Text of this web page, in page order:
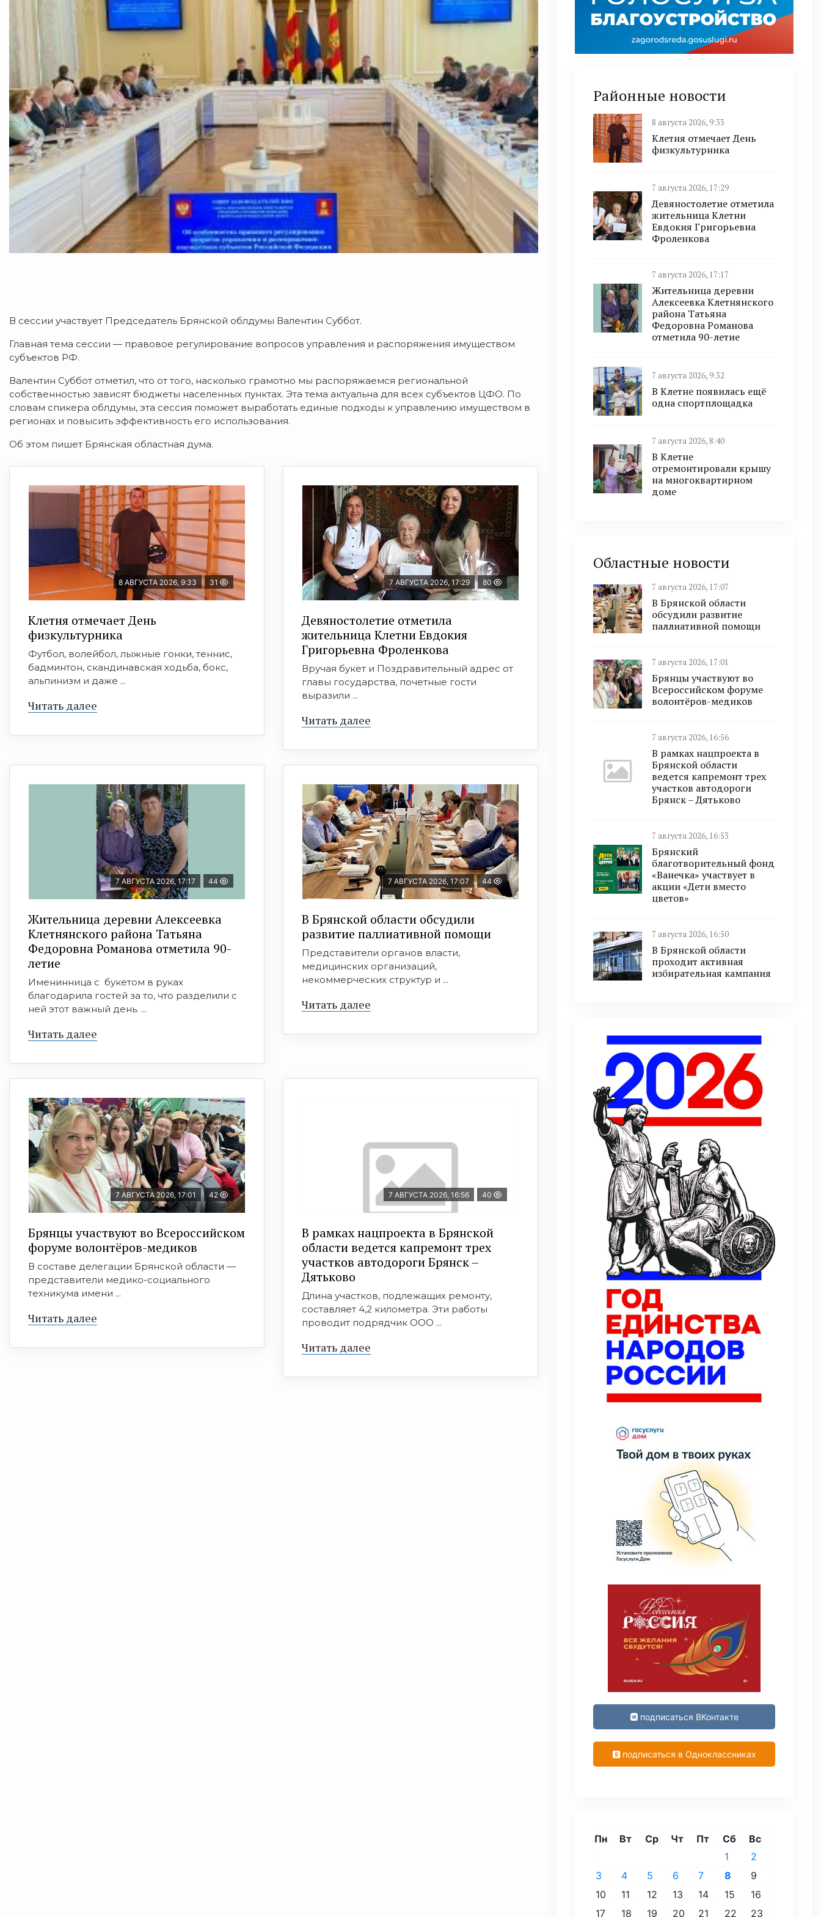
В сессии участвует Председатель Брянской облдумы Валентин Суббот.
Главная тема сессии — правовое регулирование вопросов управления и распоряжения имуществом
субъектов РФ.
Валентин Суббот отметил, что от того, насколько грамотно мы распоряжаемся региональной
собственностью зависят бюджеты населенных пунктах. Эта тема актуальна для всех субъектов ЦФО. По
словам спикера облдумы, эта сессия поможет выработать единые подходы к управлению имуществом в
регионах и повысить эффективность его использования.
Об этом пишет Брянская областная дума.
8 АВГУСТА 2026, 9:33 31
Клетня отмечает День
физкультурника
Футбол, волейбол, лыжные гонки, теннис,
бадминтон, скандинавская ходьба, бокс,
альпинизм и даже ...
Читать далее
7 АВГУСТА 2026, 17:29 80
Девяностолетие отметила
жительница Клетни Евдокия
Григорьевна Фроленкова
Вручая букет и Поздравительный адрес от
главы государства, почетные гости
выразили ...
Читать далее
7 АВГУСТА 2026, 17:17 44
Жительница деревни Алексеевка
Клетнянского района Татьяна
Федоровна Романова отметила 90-
летие
Именинница с букетом в руках
благодарила гостей за то, что разделили с
ней этот важный день. ...
Читать далее
7 АВГУСТА 2026, 17:07 44
В Брянской области обсудили
развитие паллиативной помощи
Представители органов власти,
медицинских организаций,
некоммерческих структур и ...
Читать далее
7 АВГУСТА 2026, 17:01 42
Брянцы участвуют во Всероссийском
форуме волонтёров-медиков
В составе делегации Брянской области —
представители медико-социального
техникума имени ...
Читать далее
7 АВГУСТА 2026, 16:56 40
В рамках нацпроекта в Брянской
области ведется капремонт трех
участков автодороги Брянск –
Дятьково
Длина участков, подлежащих ремонту,
составляет 4,2 километра. Эти работы
проводит подрядчик ООО ...
Читать далее
Районные новости
8 августа 2026, 9:33
Клетня отмечает День
физкультурника
7 августа 2026, 17:29
Девяностолетие отметила
жительница Клетни
Евдокия Григорьевна
Фроленкова
7 августа 2026, 17:17
Жительница деревни
Алексеевка Клетнянского
района Татьяна
Федоровна Романова
отметила 90-летие
7 августа 2026, 9:32
В Клетне появилась ещё
одна спортплощадка
7 августа 2026, 8:40
В Клетне
отремонтировали крышу
на многоквартирном
доме
Областные новости
7 августа 2026, 17:07
В Брянской области
обсудили развитие
паллиативной помощи
7 августа 2026, 17:01
Брянцы участвуют во
Всероссийском форуме
волонтёров-медиков
7 августа 2026, 16:56
В рамках нацпроекта в
Брянской области
ведется капремонт трех
участков автодороги
Брянск – Дятьково
7 августа 2026, 16:53
Брянский
благотворительный фонд
«Ванечка» участвует в
акции «Дети вместо
цветов»
7 августа 2026, 16:50
В Брянской области
проходит активная
избирательная кампания
подписаться ВКонтакте
подписаться в Одноклассниках
Пн Вт Ср Чт Пт Сб
Вс
1
2
3
4 5 6 7 8
9
10
11 12 13 14 15
16
17
18 19 20 21 22 23